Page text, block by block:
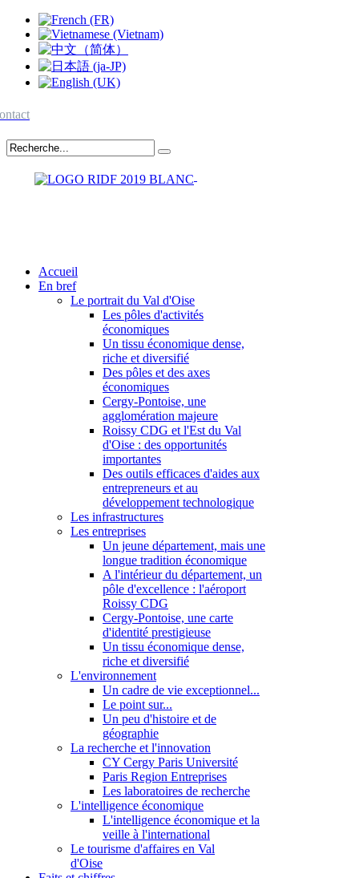
Accueil
En bref
Le portrait du Val d'Oise
Les pôles d'activités
économiques
Un tissu économique dense,
riche et diversifié
Des pôles et des axes
économiques
Cergy-Pontoise, une
agglomération majeure
Roissy CDG et l'Est du Val
d'Oise : des opportunités
importantes
Des outils efficaces d'aides aux
entrepreneurs et au
développement technologique
Les infrastructures
Les entreprises
Un jeune département, mais une
longue tradition économique
A l'intérieur du département, un
pôle d'excellence : l'aéroport
Roissy CDG
Cergy-Pontoise, une carte
d'identité prestigieuse
Un tissu économique dense,
riche et diversifié
L'environnement
Un cadre de vie exceptionnel...
Le point sur...
Un peu d'histoire et de
géographie
La recherche et l'innovation
CY Cergy Paris Université
Paris Region Entreprises
Les laboratoires de recherche
L'intelligence économique
L'intelligence économique et la
veille à l'international
Le tourisme d'affaires en Val
d'Oise